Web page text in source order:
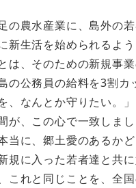
の農水産業に、島外の
新生活を始められるよ
は、そのための新規事業
の公務員の給料を3割カ
、なんとか守りたい。」
が、この心で一致しまし
当に、郷土愛のあるか
規に入った若者達と共
これと同じことを、全